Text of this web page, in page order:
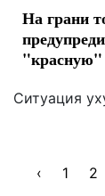
На грани
"красную"
Ситуация
‹ 1 2